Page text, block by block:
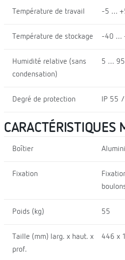
Température de travail -5 …
Température de stockage -40 …
Humidité relative (sans
condensation)
5 …
Degré de protection IP 55
CARACTÉRISTIQUES
Boîtier
Fixation
Poids (kg) 55
Taille (mm) larg. x haut. x
prof.
446 x